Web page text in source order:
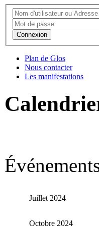
Connexion
Plan de Glos
Nous contacter
Les manifestations
Juillet 2024
Octobre 2024